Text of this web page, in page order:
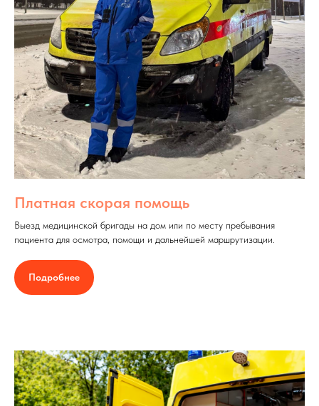
Платная скорая помощь
Выезд медицинской бригады на дом или по месту пребывания
пациента для осмотра, помощи и дальнейшей маршрутизации.
Подробнее